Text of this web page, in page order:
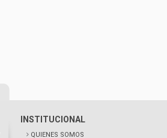
INSTITUCIONAL
QUIENES SOMOS